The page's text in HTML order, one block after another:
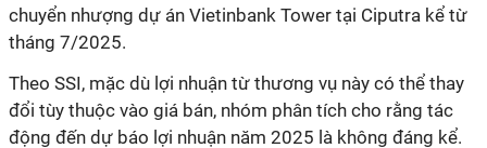
chuyển nhượng dự án Vietinbank Tower tại Ciputra kể từ
tháng 7/2025.
Theo SSI, mặc dù lợi nhuận từ thương vụ này có thể thay
đổi tùy thuộc vào giá bán, nhóm phân tích cho rằng tác
động đến dự báo lợi nhuận năm 2025 là không đáng kể.